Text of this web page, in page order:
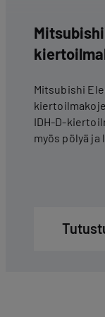
Mitsubishi
IDH-D-
myös pölyä ja